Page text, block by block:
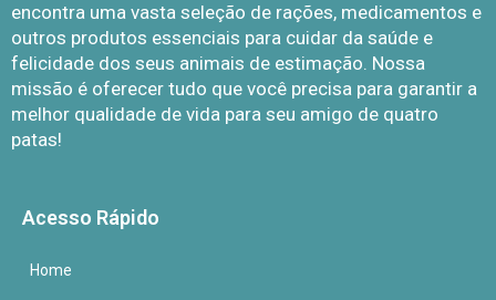
encontra uma vasta seleção de rações, medicamentos e
outros produtos essenciais para cuidar da saúde e
felicidade dos seus animais de estimação. Nossa
missão é oferecer tudo que você precisa para garantir a
melhor qualidade de vida para seu amigo de quatro
patas!
Acesso Rápido
Home